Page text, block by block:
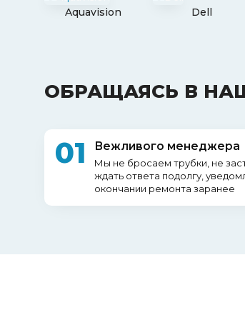
Aquavision Dell
ОБРАЩАЯСЬ В
01 Вежливого менеджера
Мы не бросаем трубки, не
ждать ответа подолгу,
окончании ремонта заранее